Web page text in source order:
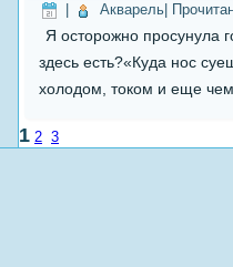
Акварель |
Я осторожно просунула
здесь есть?«Куда нос
холодом, током и еще
1 2 3